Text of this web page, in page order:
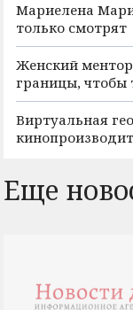
Мариелена
только смотрят
Женский
границы, чтобы
Виртуальная
Еще